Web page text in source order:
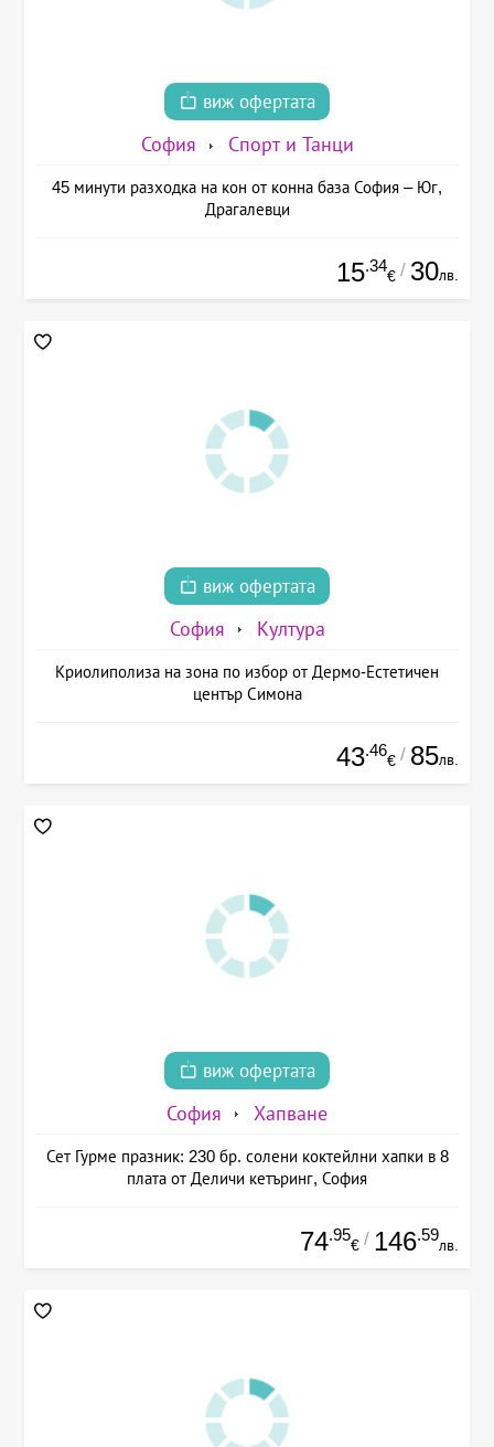
виж офертата
София Спорт и Танци
45 минути разходка на кон от конна база София – Юг,
Драгалевци
15.34
€ / 30лв.
виж офертата
София Култура
Криолиполиза на зона по избор от Дермо-Естетичен
център Симона
43.46
€ / 85лв.
виж офертата
София Хапване
Сет Гурме празник: 230 бр. солени коктейлни хапки в 8
плата от Деличи кетъринг, София
74.95
€ / 146.59
лв.